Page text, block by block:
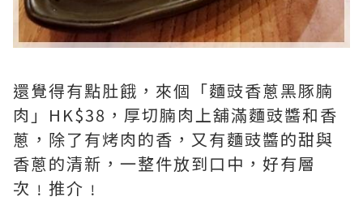
還覺得有點肚餓，來個「麵豉香蔥黑豚腩
肉」HK$38，厚切腩肉上舖滿麵豉醬和香
蔥，除了有烤肉的香，又有麵豉醬的甜與
香蔥的清新，一整件放到口中，好有層
次﹗推介﹗